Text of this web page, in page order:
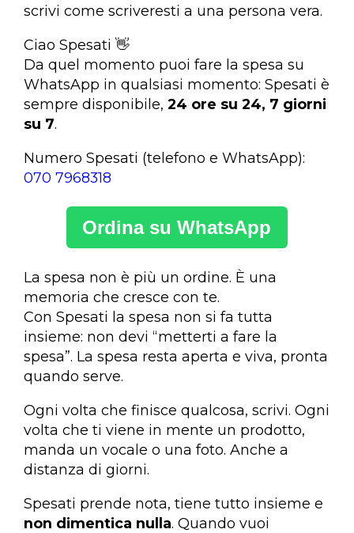
scrivi come scriveresti a una persona vera.
Ciao Spesati 👋
Da quel momento puoi fare la spesa su
WhatsApp in qualsiasi momento: Spesati è
sempre disponibile,24 ore su 24, 7 giorni
su 7.
Numero Spesati (telefono e WhatsApp):
070 7968318
Ordina su WhatsApp
La spesa non è più un ordine. È una
memoria che cresce con te.
Con Spesati la spesa non si fa tutta
insieme: non devi “metterti a fare la
spesa”. La spesa resta aperta e viva, pronta
quando serve.
Ogni volta che finisce qualcosa, scrivi. Ogni
volta che ti viene in mente un prodotto,
manda un vocale o una foto. Anche a
distanza di giorni.
Spesati prende nota, tiene tutto insieme e
non dimentica nulla. Quando vuoi